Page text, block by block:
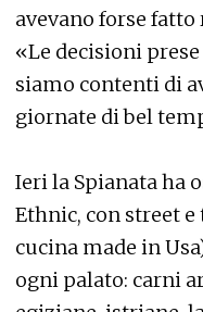
avevano forse
«Le decisioni
siamo contenti di
giornate di bel
Ieri la Spianata ha
Ethnic, con street
cucina made in
ogni palato: carni